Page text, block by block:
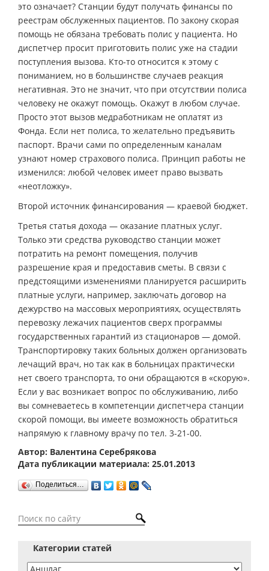
это означает? Станции будут получать финансы по
реестрам обслуженных пациентов. По закону скорая
помощь не обязана требовать полис у пациента. Но
диспетчер просит приготовить полис уже на стадии
поступления вызова. Кто-то относится к этому с
пониманием, но в большинстве случаев реакция
негативная. Это не значит, что при отсутствии полиса
человеку не окажут помощь. Окажут в любом случае.
Просто этот вызов медработникам не оплатят из
Фонда. Если нет полиса, то желательно предъявить
паспорт. Врачи сами по определенным каналам
узнают номер страхового полиса. Принцип работы не
изменился: любой человек имеет право вызвать
«неотложку».
Второй источник финансирования — краевой бюджет.
Третья статья дохода — оказание платных услуг.
Только эти средства руководство станции может
потратить на ремонт помещения, получив
разрешение края и предоставив сметы. В связи с
предстоящими изменениями планируется расширить
платные услуги, например, заключать договор на
дежурство на массовых мероприятиях, осуществлять
перевозку лежачих пациентов сверх программы
государственных гарантий из стационаров — домой.
Транспортировку таких больных должен организовать
лечащий врач, но так как в больницах практически
нет своего транспорта, то они обращаются в «скорую».
Если у вас возникает вопрос по обслуживанию, либо
вы сомневаетесь в компетенции диспетчера станции
скорой помощи, вы имеете возможность обратиться
напрямую к главному врачу по тел. 3-21-00.
Автор: Валентина Серебрякова
Дата публикации материала: 25.01.2013
Поделиться…
Категории статей